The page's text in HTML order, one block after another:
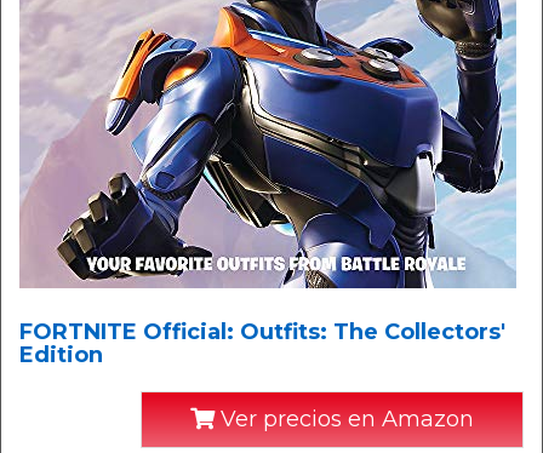
FORTNITE Official: Outfits: The Collectors'
Edition
Ver precios en Amazon